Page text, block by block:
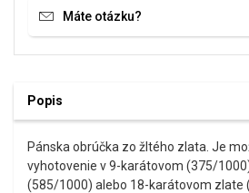
Máte otázku?
Popis
Pánska obrúčka zo žltého zlata. Je
vyhotovenie v 9-karátovom (375/
(585/1000) alebo 18-karátovom zlate